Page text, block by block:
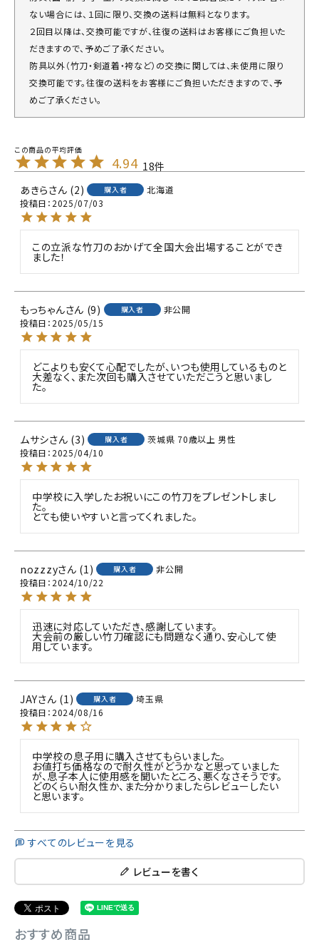
ない場合には、１回に限り、交換の送料は無料となります。
２回目以降は、交換可能ですが、往復の送料はお客様にご負担いた
だきますので、予めご了承ください。
防具以外（竹刀・剣道着・袴など）の交換に関しては、未使用に限り
交換可能です。往復の送料をお客様にご負担いただきますので、予
めご了承ください。
4.94 18
あきら
2 購入者
北海道
投稿日 2025/07/03
この立派な竹刀のおかげて全国大会出場することができ
ました！
もっちゃん 9 購入者
非公開
投稿日 2025/05/15
どこよりも安くて心配でしたが、いつも使用しているものと
大差なく、また次回も購入させていただこうと思いまし
た。
ムサシ 3 購入者 茨城県 70歳以上 男性
投稿日 2025/04/10
中学校に入学したお祝いにこの竹刀をプレゼントしまし
た。
とても使いやすいと言ってくれました。
nozzzy 1 購入者
非公開
投稿日 2024/10/22
迅速に対応していただき、感謝しています。
大会前の厳しい竹刀確認にも問題なく通り、安心して使
用しています。
JAY 1 購入者
埼玉県
投稿日 2024/08/16
中学校の息子用に購入させてもらいました。
お値打ち価格なので耐久性がどうかなと思っていました
が、息子本人に使用感を聞いたところ、悪くなさそうです。
どのくらい耐久性か、また分かりましたらレビューしたい
と思います。
すべてのレビューを見る
レビューを書く
おすすめ商品